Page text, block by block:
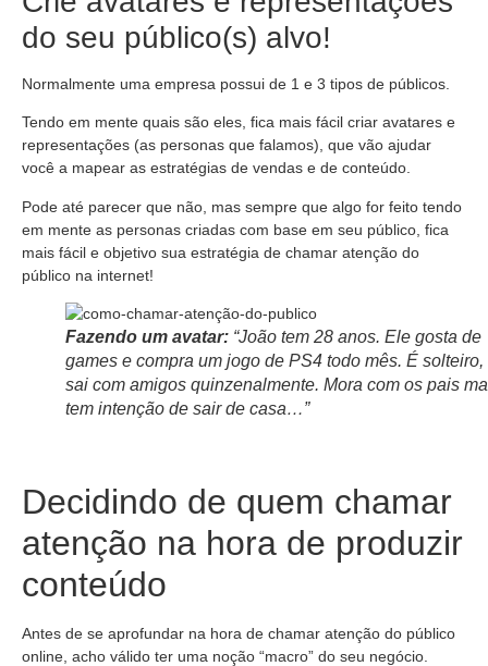
do seu público(s) alvo!
Normalmente uma empresa possui de 1 e 3 tipos de públicos.
Tendo em mente quais são eles, fica mais fácil criar avatares e
representações (as personas que falamos), que vão ajudar
você a mapear as estratégias de vendas e de conteúdo.
Pode até parecer que não, mas sempre que algo for feito tendo
em mente as personas criadas com base em seu público, fica
mais fácil e objetivo sua estratégia de chamar atenção do
público na internet!
Fazendo um avatar: “João tem 28 anos. Ele gosta de
games e compra um jogo de PS4 todo mês. É solteiro,
sai com amigos quinzenalmente. Mora com os pais
tem intenção de sair de casa…”
Decidindo de quem chamar
atenção na hora de produzir
conteúdo
Antes de se aprofundar na hora de chamar atenção do público
online, acho válido ter uma noção “macro” do seu negócio.